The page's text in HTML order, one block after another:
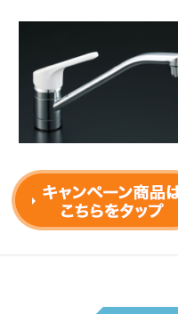
間変更のご案内
月1日~AM9：00～PM9：
解の程お願い申し上げま
ィルスに伴い当面の間、営